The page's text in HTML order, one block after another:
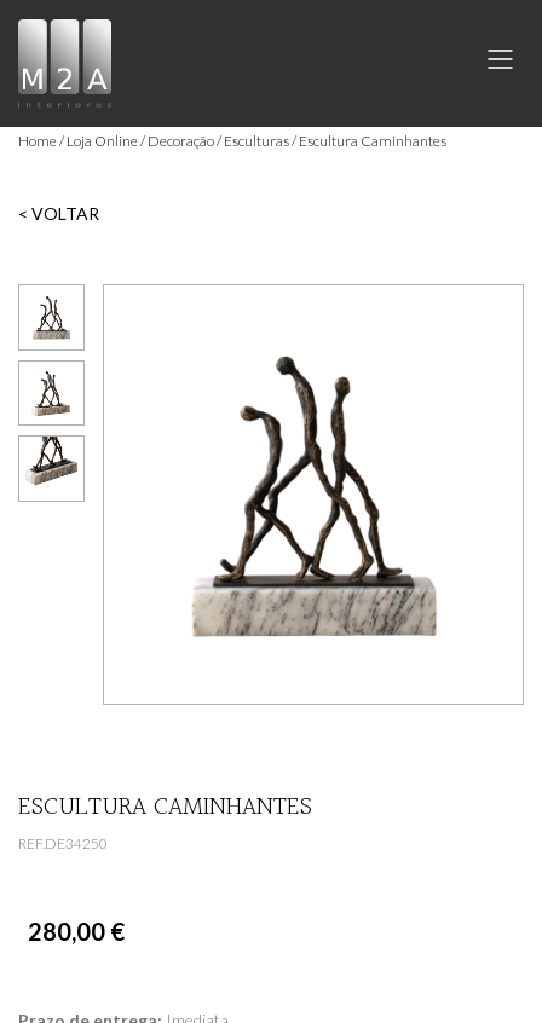
Home Loja Online Decoração Esculturas Escultura Caminhantes
< VOLTAR
ESCULTURA CAMINHANTES
REF.DE34250
280,00 €